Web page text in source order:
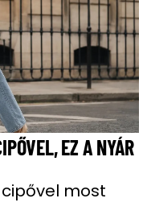
EZ A NYÁR
most